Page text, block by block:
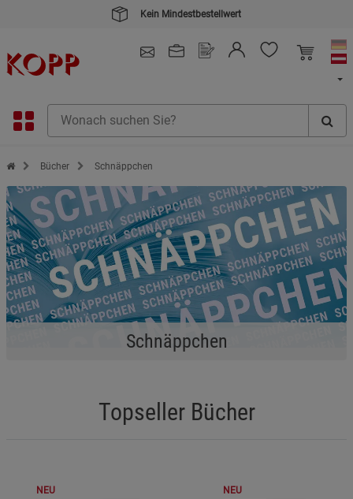
Kauf auf Rechnung
Zur Startseite des Kopp Verlag Online-Shop
Bücher Schnäppchen
Schnäppchen
Topseller Bücher
NEU NEU